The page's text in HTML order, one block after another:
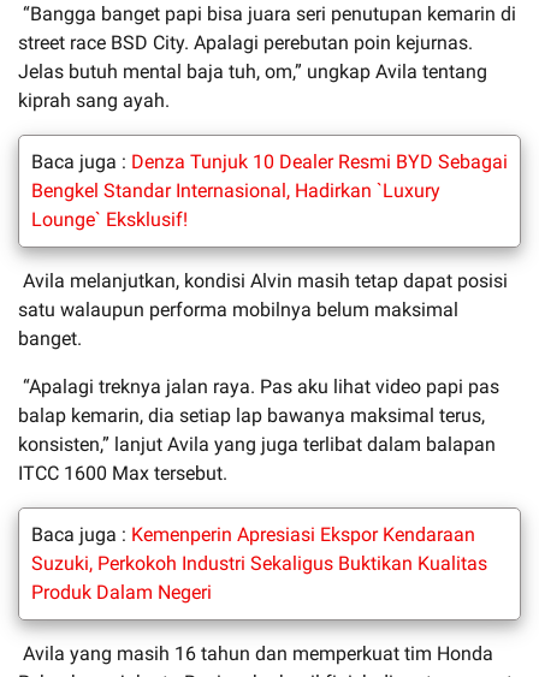
“Bangga banget papi bisa juara seri penutupan kemarin di
street race BSD City. Apalagi perebutan poin kejurnas.
Jelas butuh mental baja tuh, om,” ungkap Avila tentang
kiprah sang ayah.
Baca juga : Denza Tunjuk 10 Dealer Resmi BYD Sebagai
Bengkel Standar Internasional, Hadirkan `Luxury
Lounge` Eksklusif!
Avila melanjutkan, kondisi Alvin masih tetap dapat posisi
satu walaupun performa mobilnya belum maksimal
banget.
“Apalagi treknya jalan raya. Pas aku lihat video papi pas
balap kemarin, dia setiap lap bawanya maksimal terus,
konsisten,” lanjut Avila yang juga terlibat dalam balapan
ITCC 1600 Max tersebut.
Baca juga : Kemenperin Apresiasi Ekspor Kendaraan
Suzuki, Perkokoh Industri Sekaligus Buktikan Kualitas
Produk Dalam Negeri
Avila yang masih 16 tahun dan memperkuat tim Honda